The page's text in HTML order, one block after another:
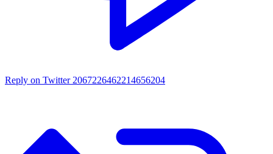
Reply on Twitter 2067226462214656204